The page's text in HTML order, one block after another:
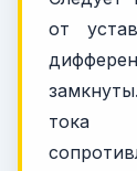
от
тока